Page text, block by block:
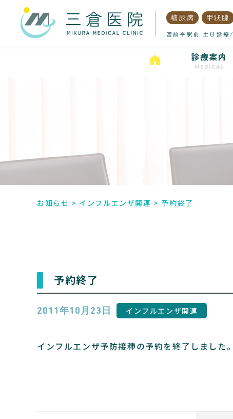
糖尿病 甲状腺
宮前平駅前 土日診
診療案内
MEDICAL
お知らせ > インフルエンザ関連 > 予約終了
予約終了
2011年10月23日 インフルエンザ関連
インフルエンザ予防接種の予約を終了しました。